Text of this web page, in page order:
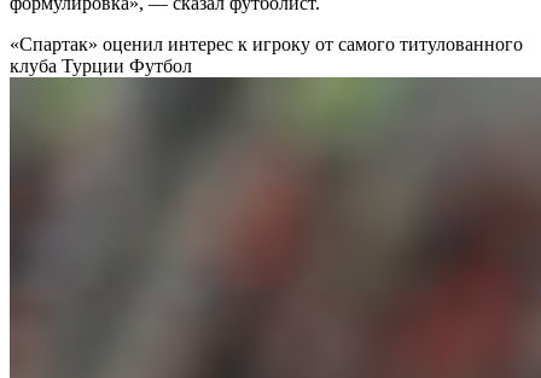
«Спартак» оценил интерес к игроку от самого титулованного
клуба Турции Футбол